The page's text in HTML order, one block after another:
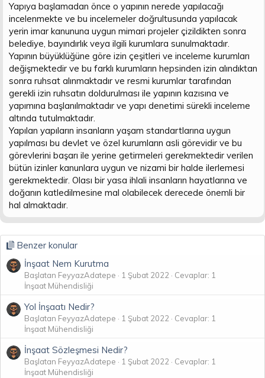
Yapıya başlamadan önce o yapının nerede yapılacağı
incelenmekte ve bu incelemeler doğrultusunda yapılacak
yerin imar kanununa uygun mimari projeler çizildikten sonra
belediye, bayındırlık veya ilgili kurumlara sunulmaktadır.
Yapının büyüklüğüne göre izin çeşitleri ve inceleme kurumları
değişmektedir ve bu farklı kurumların hepsinden izin alındıktan
sonra ruhsat alınmaktadır ve resmi kurumlar tarafından
gerekli izin ruhsatın doldurulması ile yapının kazısına ve
yapımına başlanılmaktadır ve yapı denetimi sürekli inceleme
altında tutulmaktadır.
Yapılan yapıların insanların yaşam standartlarına uygun
yapılması bu devlet ve özel kurumların asli görevidir ve bu
görevlerini başarı ile yerine getirmeleri gerekmektedir verilen
bütün izinler kanunlara uygun ve nizami bir halde ilerlemesi
gerekmektedir. Olası bir yasa ihlali insanların hayatlarına ve
doğanın katledilmesine mal olabilecek derecede önemli bir
hal almaktadır.
Benzer konular
İnşaat Nem Kurutma
Başlatan FeyyazAdatepe 1 Şubat 2022
Cevaplar: 1
İnşaat Mühendisliği
Yol İnşaatı Nedir?
Başlatan FeyyazAdatepe 1 Şubat 2022
Cevaplar: 1
İnşaat Mühendisliği
İnşaat Sözleşmesi Nedir?
Başlatan FeyyazAdatepe 1 Şubat 2022
Cevaplar: 1
İnşaat Mühendisliği